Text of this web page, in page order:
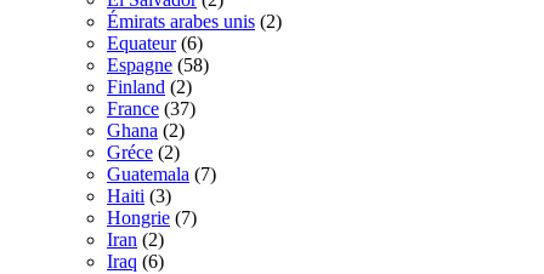
Émirats arabes unis (2)
Equateur (6)
Espagne (58)
Finland (2)
France (37)
Ghana (2)
Gréce (2)
Guatemala (7)
Haiti (3)
Hongrie (7)
Iran (2)
Iraq (6)